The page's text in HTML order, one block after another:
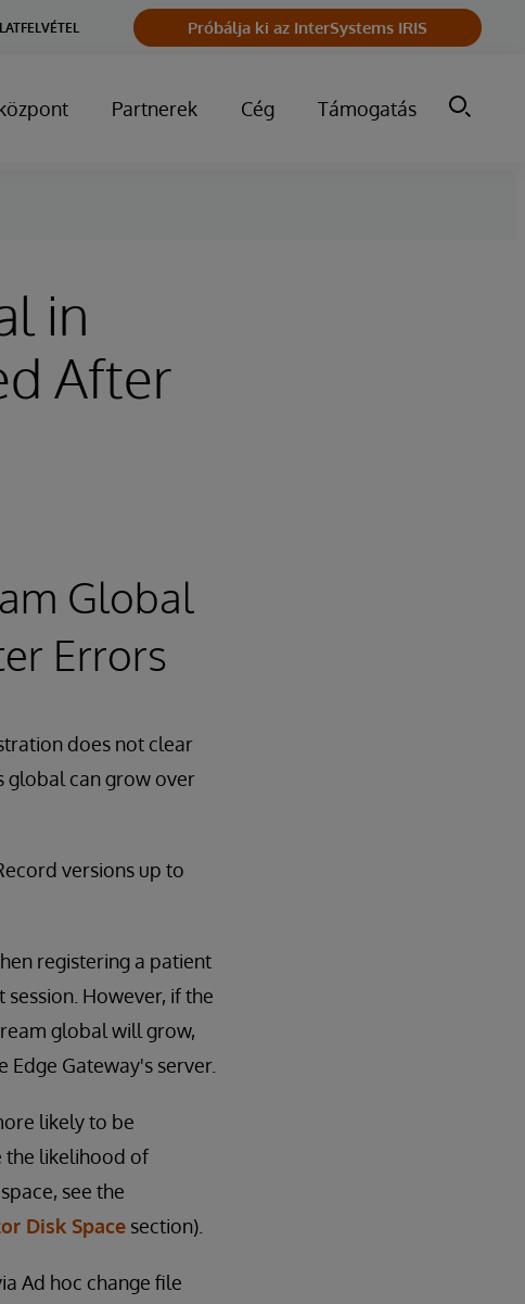
Próbálja ki az InterSystems IRIS
Partnerek Cég Támogatás
in
After
Global
Errors
does not clear
global can grow over
versions up to
registering a patient
However, if the
global will grow,
Gateway's server.
likely to be
the likelihood of
see the
Disk Space section).
Ad hoc change file